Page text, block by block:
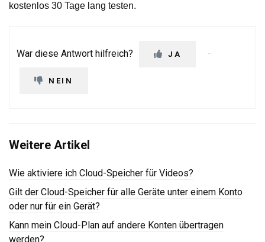
kostenlos 30 Tage lang testen.
War diese Antwort hilfreich? JA
NEIN
Weitere Artikel
Wie aktiviere ich Cloud-Speicher für Videos?
Gilt der Cloud-Speicher für alle Geräte unter einem Konto
oder nur für ein Gerät?
Kann mein Cloud-Plan auf andere Konten übertragen
werden?